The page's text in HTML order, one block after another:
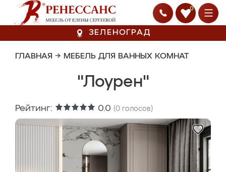
0
ЗЕЛЕНОГРАД
ГЛАВНАЯ → МЕБЕЛЬ ДЛЯ ВАННЫХ КОМНАТ
"Лоурен"
Рейтинг: 0.0 (0 голосов)